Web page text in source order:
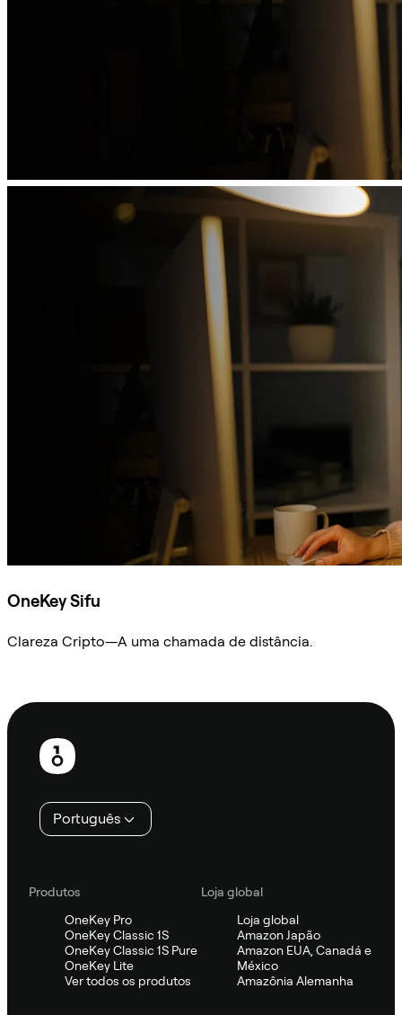
OneKey Sifu
Clareza Cripto—A uma chamada de distância.
Rodapé
Português
Produtos
OneKey Pro
OneKey Classic 1S
OneKey Classic 1S Pure
OneKey Lite
Ver todos os produtos
Loja global
Loja global
Amazon Japão
Amazon EUA, Canadá e
México
Amazônia Alemanha